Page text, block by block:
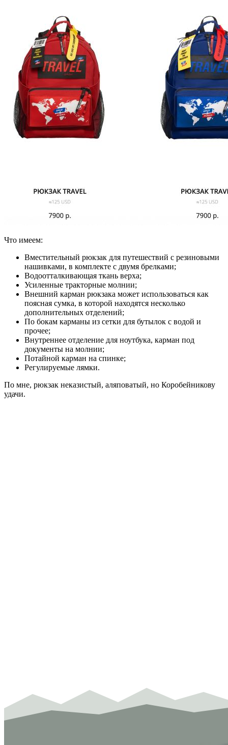
Что имеем:
Вместительный рюкзак для путешествий с резиновыми
нашивками, в комплекте с двумя брелками;
Водоотталкивающая ткань верха;
Усиленные тракторные молнии;
Внешний карман рюкзака может использоваться как
поясная сумка, в которой находятся несколько
дополнительных отделений;
По бокам карманы из сетки для бутылок с водой и
прочее;
Внутреннее отделение для ноутбука, карман под
документы на молнии;
Потайной карман на спинке;
Регулируемые лямки.
По мне, рюкзак неказистый, аляповатый, но Коробейникову
удачи.